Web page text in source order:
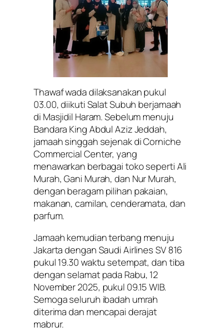
Thawaf wada dilaksanakan pukul
03.00, diikuti Salat Subuh berjamaah
di Masjidil Haram. Sebelum menuju
Bandara King Abdul Aziz Jeddah,
jamaah singgah sejenak di Corniche
Commercial Center, yang
menawarkan berbagai toko seperti Ali
Murah, Gani Murah, dan Nur Murah,
dengan beragam pilihan pakaian,
makanan, camilan, cenderamata, dan
parfum.
Jamaah kemudian terbang menuju
Jakarta dengan Saudi Airlines SV 816
pukul 19.30 waktu setempat, dan tiba
dengan selamat pada Rabu, 12
November 2025, pukul 09.15 WIB.
Semoga seluruh ibadah umrah
diterima dan mencapai derajat
mabrur.